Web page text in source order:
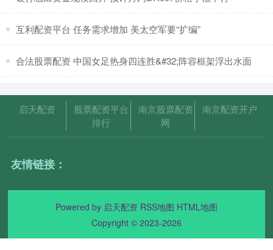
​互利配资平台 任务需求增加 美太空军要“扩编”
​合法股票配资 中国女足热身四连胜&#32;阵容框架浮出水面
启天配资
股票配资平台
排行
南京股票配资
网
南京配资开户
友情链接：
Powered by 启天配资 RSS地图 HTML地图
Copyright © 2023-2026